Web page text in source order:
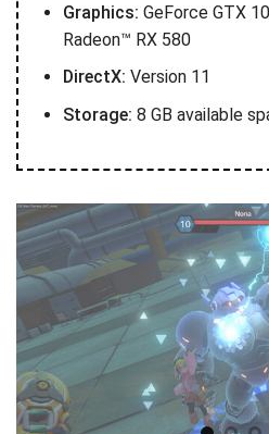
Graphics: GeForce GTX
Radeon™ RX 580
DirectX: Version 11
Storage: 8 GB available